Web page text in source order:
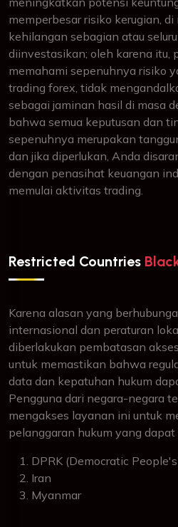
memperbesar risiko kerugian,
kehilangan sebagian atau
diinvestasikan; oleh karena itu,
memahami sepenuhnya risiko
trading forex, tidak
sebagai jaminan hasil di masa
bahwa semua keputusan dan
sepenuhnya merupakan
dan jika diperlukan, Anda
dengan penasihat keuangan
memulai aktivitas trading.
Restricted Countries
Karena alasan yang
internasional dan peraturan
diberlakukan pembatasan
untuk memastikan bahwa
data dan kepatuhan hukum
Pengguna dari negara-negara
mengakses layanan ini untuk
pelanggaran hukum yang dapat
DPRK (Democratic
Iran
Myanmar